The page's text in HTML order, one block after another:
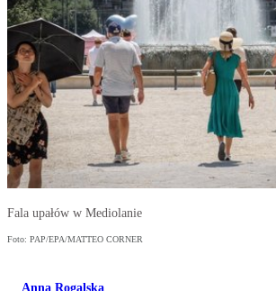
Fala upałów w Mediolanie
Foto: PAP/EPA/MATTEO CORNER
Anna Rogalska